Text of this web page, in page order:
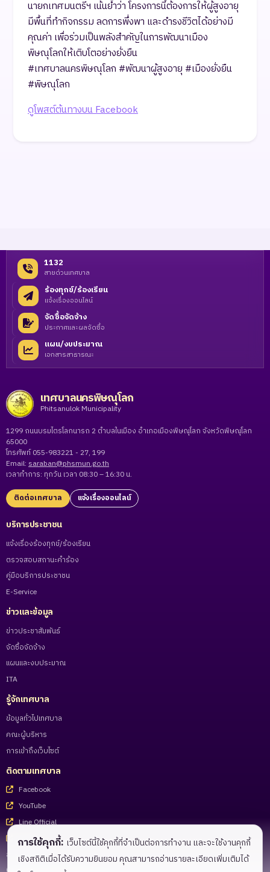
​นายกเทศมนตรีฯ เน้นย้ำว่า โครงการนี้ต้องการให้ผู้สูงอายุ
มีพื้นที่ทำกิจกรรม ลดการพึ่งพา และดำรงชีวิตได้อย่างมี
คุณค่า เพื่อร่วมเป็นพลังสำคัญในการพัฒนาเมือง
พิษณุโลกให้เติบโตอย่างยั่งยืน
​#เทศบาลนครพิษณุโลก #พัฒนาผู้สูงอายุ #เมืองยั่งยืน
#พิษณุโลก
ดูโพสต์ต้นทางบน Facebook
1132
สายด่วนเทศบาล
ร้องทุกข์/ร้องเรียน
แจ้งเรื่องออนไลน์
จัดซื้อจัดจ้าง
ประกาศและผลจัดซื้อ
แผน/งบประมาณ
เอกสารสาธารณะ
เทศบาลนครพิษณุโลก
Phitsanulok Municipality
1299 ถนนบรมไตรโลกนารถ 2 ตำบลในเมือง อำเภอเมืองพิษณุโลก จังหวัดพิษณุโลก
65000
โทรศัพท์ 055-983221 - 27, 199
Email: saraban@phsmun.go.th
เวลาทำการ: ทุกวัน เวลา 08:30 – 16:30 น.
ติดต่อเทศบาล แจ้งเรื่องออนไลน์
บริการประชาชน
แจ้งเรื่องร้องทุกข์/ร้องเรียน
ตรวจสอบสถานะคำร้อง
คู่มือบริการประชาชน
E-Service
ข่าวและข้อมูล
ข่าวประชาสัมพันธ์
จัดซื้อจัดจ้าง
แผนและงบประมาณ
ITA
รู้จักเทศบาล
ข้อมูลทั่วไปเทศบาล
คณะผู้บริหาร
การเข้าถึงเว็บไซต์
ติดตามเทศบาล
Facebook
YouTube
Line Official
Tiktok
สำหรับเจ้าหน้าที่
การใช้คุกกี้: เว็บไซต์นี้ใช้คุกกี้ที่จำเป็นต่อการทำงาน และจะใช้งานคุกกี้
เชิงสถิติเมื่อได้รับความยินยอม คุณสามารถอ่านรายละเอียดเพิ่มเติมได้